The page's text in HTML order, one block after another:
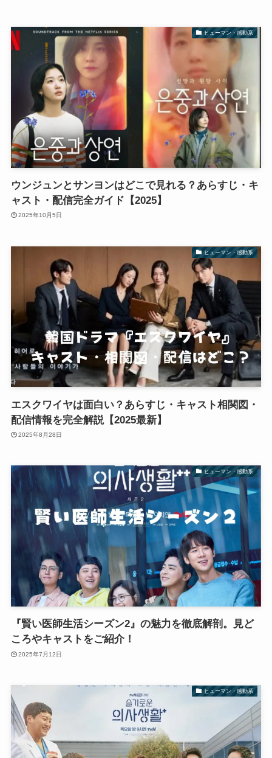
ヒューマン・感動系
ウンジュンとサンヨンはどこで見れる？あらすじ・キ
ャスト・配信完全ガイド【2025】
2025年10月5日
ヒューマン・感動系
エスクワイヤは面白い？あらすじ・キャスト相関図・
配信情報を完全解説【2025最新】
2025年8月28日
ヒューマン・感動系
『賢い医師生活シーズン2』の魅力を徹底解剖。見ど
ころやキャストをご紹介！
2025年7月12日
ヒューマン・感動系